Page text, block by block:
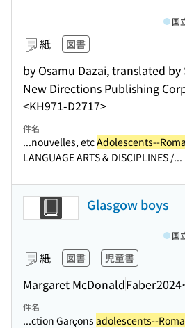
紙 図書
by Osamu Dazai, translated
New Directions Publishing
<KH971-D2717>
国
件名
...nouvelles, etcAdolescents--
LANGUAGE ARTS & DISCIPLINES /...
Glasgow boys
紙 図書 児童書
Margaret McDonaldFaber2024
国
件名
...ction Garçons adolescents--